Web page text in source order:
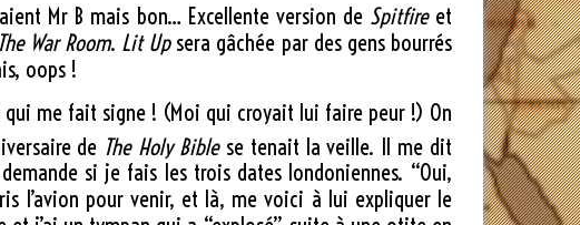
Mr B mais bon… Excellente version de Spitfireet
The War Room. Lit Upsera gâchée par des gens bourrés
oops !
qui me fait signe ! (Moi qui croyait lui faire peur !) On
de The Holy Biblese tenait la veille. Il me dit
si je fais les trois dates londoniennes. “Oui,
l’avion pour venir, et là, me voici à lui expliquer le